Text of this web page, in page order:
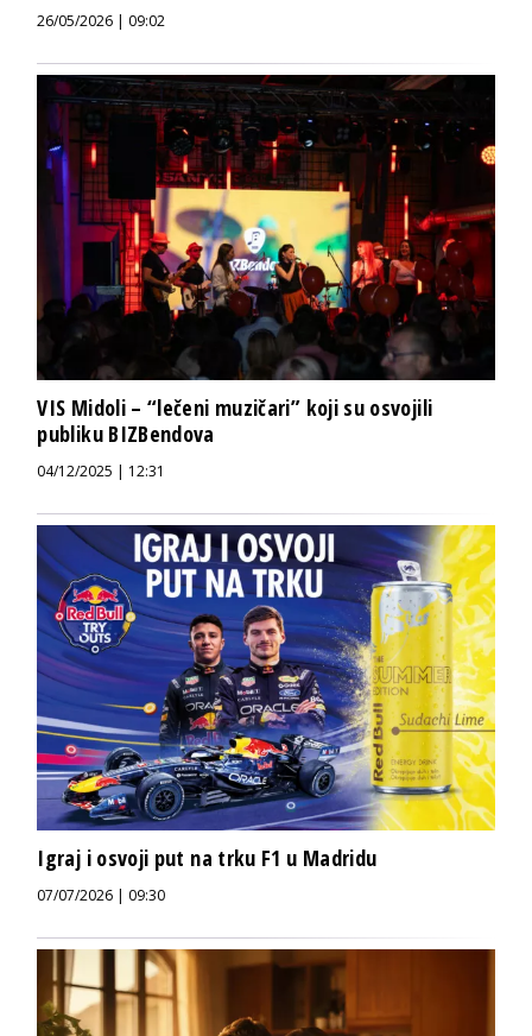
26/05/2026 | 09:02
VIS Midoli – “lečeni muzičari” koji su osvojili
publiku BIZBendova
04/12/2025 | 12:31
Igraj i osvoji put na trku F1 u Madridu
07/07/2026 | 09:30